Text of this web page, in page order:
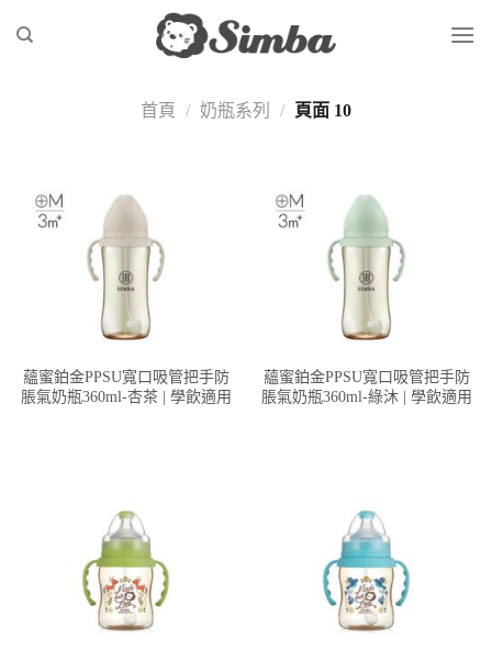
首頁 / 奶瓶系列 / 頁面 10
蘊蜜鉑金PPSU寬口吸管把手防
脹氣奶瓶360ml-杏茶 | 學飲適用
蘊蜜鉑金PPSU寬口吸管把手防
脹氣奶瓶360ml-綠沐 | 學飲適用